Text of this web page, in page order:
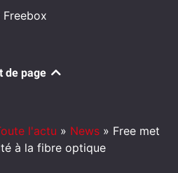
de page
l'actu » News » Free met
à la fibre optique